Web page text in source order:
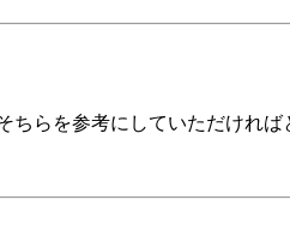
ちらを参考にしていただければ